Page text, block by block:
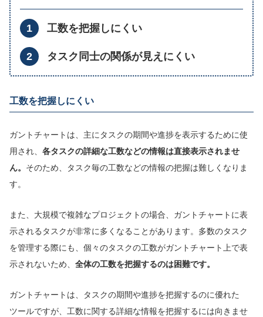
工数を把握しにくい
タスク同士の関係が見えにくい
工数を把握しにくい
ガントチャートは、主にタスクの期間や進捗を表示するために使
用され、 各タスクの詳細な工数などの情報は直接表示されませ
ん。 そのため、タスク毎の工数などの情報の把握は難しくなりま
す。
また、大規模で複雑なプロジェクトの場合、ガントチャートに表
示されるタスクが非常に多くなることがあります。多数のタスク
を管理する際にも、個々のタスクの工数がガントチャート上で表
示されないため、 全体の工数を把握するのは困難です。
ガントチャートは、タスクの期間や進捗を把握するのに優れた
ツールですが、工数に関する詳細な情報を把握するには向きませ